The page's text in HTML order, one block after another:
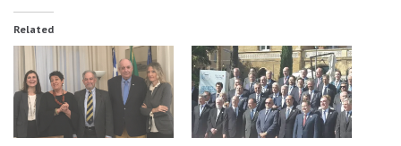
Related